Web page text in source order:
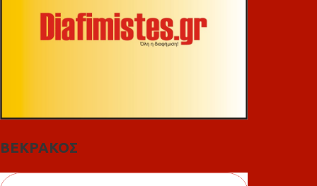
ΒΕΚΡΑΚΟΣ